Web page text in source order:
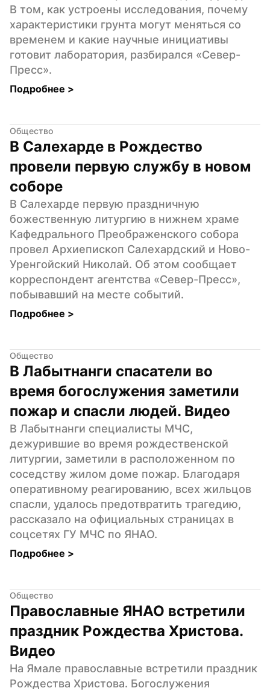
В том, как устроены исследования, почему
характеристики грунта могут меняться со
временем и какие научные инициативы
готовит лаборатория, разбирался «Север-
Пресс».
Подробнее >
Общество
В Салехарде в Рождество
провели первую службу в новом
соборе
В Салехарде первую праздничную
божественную литургию в нижнем храме
Кафедрального Преображенского собора
провел Архиепископ Салехардский и Ново-
Уренгойский Николай. Об этом сообщает
корреспондент агентства «Север-Пресс»,
побывавший на месте событий.
Подробнее >
Общество
В Лабытнанги спасатели во
время богослужения заметили
пожар и спасли людей. Видео
В Лабытнанги специалисты МЧС,
дежурившие во время рождественской
литургии, заметили в расположенном по
соседству жилом доме пожар. Благодаря
оперативному реагированию, всех жильцов
спасли, удалось предотвратить трагедию,
рассказало на официальных страницах в
соцсетях ГУ МЧС по ЯНАО.
Подробнее >
Общество
Православные ЯНАО встретили
праздник Рождества Христова.
Видео
На Ямале православные встретили праздник
Рождества Христова. Богослужения